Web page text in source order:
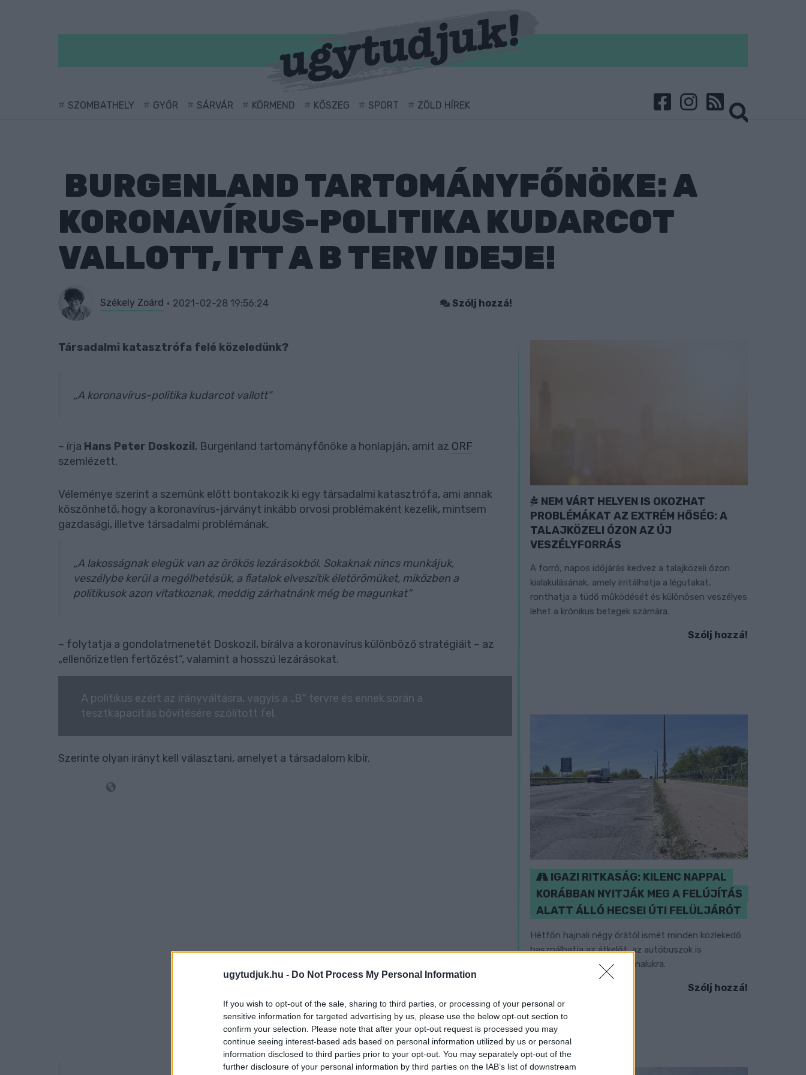
ugytudjuk.hu - Do Not Process My Personal Information
If you wish to opt-out of the sale, sharing to third parties, or processing of your personal or
sensitive information for targeted advertising by us, please use the below opt-out section to
confirm your selection. Please note that after your opt-out request is processed you may
continue seeing interest-based ads based on personal information utilized by us or personal
information disclosed to third parties prior to your opt-out. You may separately opt-out of the
further disclosure of your personal information by third parties on the IAB’s list of downstream
SZOMBATHELY GYŐR SÁRVÁR KÖRMEND KŐSZEG SPORT ZÖLD HÍREK
BURGENLAND TARTOMÁNYFŐNÖKE: A
KORONAVÍRUS-POLITIKA KUDARCOT
VALLOTT, ITT A B TERV IDEJE!
Székely Zoárd 2021-02-28 19:56:24 Szólj hozzá!
Társadalmi katasztrófa felé közeledünk?
„A koronavírus-politika kudarcot vallott"
– írja Hans Peter Doskozil, Burgenland tartományfőnöke a honlapján, amit az ORF
szemlézett.
Véleménye szerint a szemünk előtt bontakozik ki egy társadalmi katasztrófa, ami annak
köszönhető, hogy a koronavírus-járványt inkább orvosi problémaként kezelik, mintsem
gazdasági, illetve társadalmi problémának.
„A lakosságnak elegük van az örökös lezárásokból. Sokaknak nincs munkájuk,
veszélybe kerül a megélhetésük, a fiatalok elveszítik életörömüket, miközben a
politikusok azon vitatkoznak, meddig zárhatnánk még be magunkat“
– folytatja a gondolatmenetét Doskozil, bírálva a koronavírus különböző stratégiáit – az
„ellenőrizetlen fertőzést“, valamint a hosszú lezárásokat.
A politikus ezért az irányváltásra, vagyis a „B" tervre és ennek során a
tesztkapacitás bővítésére szólított fel.
Szerinte olyan irányt kell választani, amelyet a társadalom kibír.
NEM VÁRT HELYEN IS OKOZHAT
PROBLÉMÁKAT AZ EXTRÉM HŐSÉG: A
TALAJKÖZELI ÓZON AZ ÚJ
VESZÉLYFORRÁS
A forró, napos időjárás kedvez a talajközeli ózon
kialakulásának, amely irritálhatja a légutakat,
ronthatja a tüdő működését és különösen veszélyes
lehet a krónikus betegek számára.
Szólj hozzá!
IGAZI RITKASÁG: KILENC NAPPAL
KORÁBBAN NYITJÁK MEG A FELÚJÍTÁS
ALATT ÁLLÓ HECSEI ÚTI FELÜLJÁRÓT
Hétfőn hajnali négy órától ismét minden közlekedő
használhatja az átkelőt, az autóbuszok is
visszatérnek eredeti útvonalukra.
Szólj hozzá!